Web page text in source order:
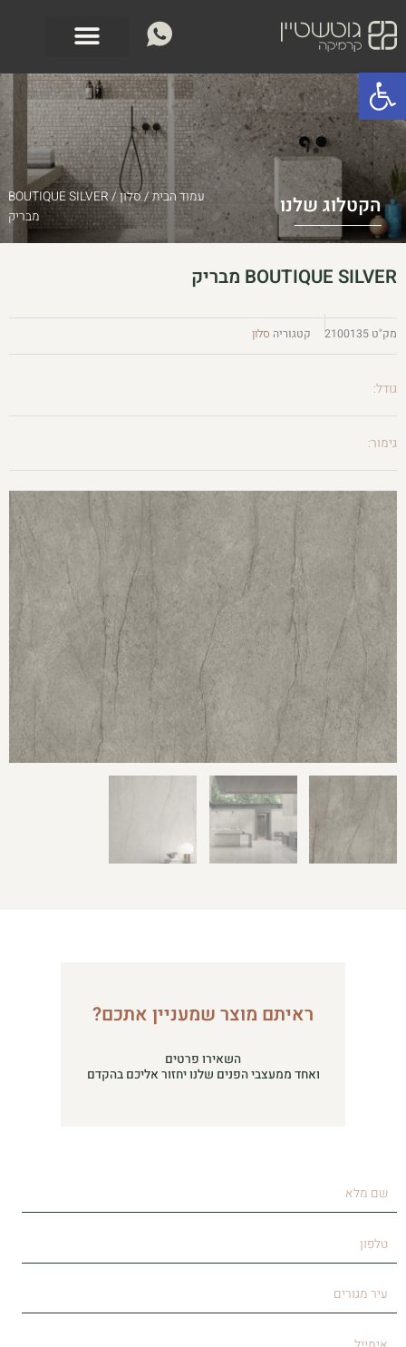
פתח סרגל נגישות
לתוכן
הקטלוג שלנו עמוד הבית/סלון
/ BOUTIQUE SILVER
מבריק
BOUTIQUE SILVER מבריק
מק"ט 2100135 קטגוריה סלון
גודל:
גימור:
ראיתם מוצר שמעניין אתכם?
השאירו פרטים
ואחד ממעצבי הפנים שלנו יחזור אליכם בהקדם
טלפון